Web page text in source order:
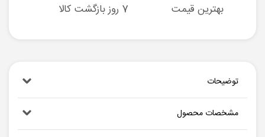
بهترین قیمت 7 روز بازگشت کالا
توضیحات
مشخصات محصول